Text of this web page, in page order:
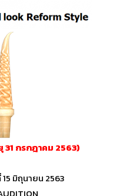
31 กรกฎาคม 2563)
มิถุนายน 2563